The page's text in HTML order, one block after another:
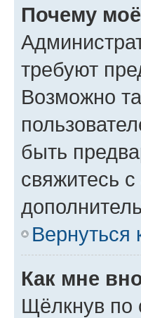
Почему
требуют
Возможно
быть
свяжитесь
Вернуться
Как мне
Щёлкнув по